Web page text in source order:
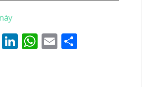
Twitter
LinkedIn
WhatsApp
Email